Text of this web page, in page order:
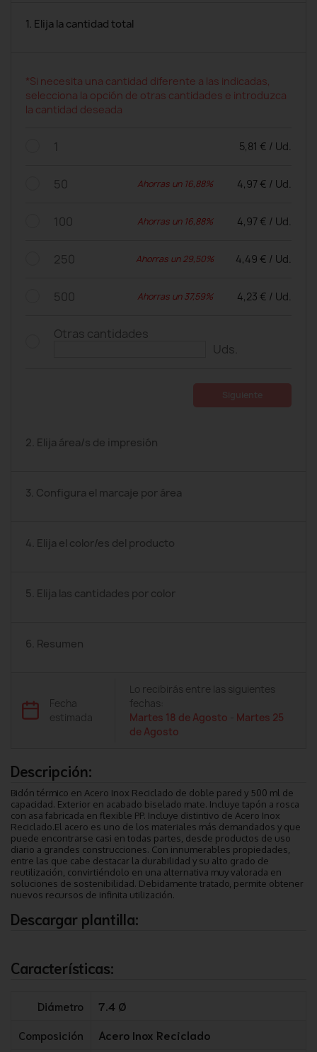
1. Elija la cantidad total
*Si necesita una cantidad diferente a las indicadas,
selecciona la opción de otras cantidades e introduzca
la cantidad deseada
1 5,81 € / Ud.
50 Ahorras un 16,88% 4,97 € / Ud.
100 Ahorras un 16,88% 4,97 € / Ud.
250 Ahorras un 29,50% 4,49 € / Ud.
500 Ahorras un 37,59% 4,23 € / Ud.
Otras cantidades
Uds.
2. Elija área/s de impresión
3. Configura el marcaje por área
4. Elija el color/es del producto
5. Elija las cantidades por color
6. Resumen
Fecha
estimada
Lo recibirás entre las siguientes
fechas:
Martes 18 de Agosto - Martes 25
de Agosto
Descripción:
Bidón térmico en Acero Inox Reciclado de doble pared y 500 ml de
capacidad. Exterior en acabado biselado mate. Incluye tapón a rosca
con asa fabricada en flexible PP. Incluye distintivo de Acero Inox
Reciclado.El acero es uno de los materiales más demandados y que
puede encontrarse casi en todas partes, desde productos de uso
diario a grandes construcciones. Con innumerables propiedades,
entre las que cabe destacar la durabilidad y su alto grado de
reutilización, convirtiéndolo en una alternativa muy valorada en
soluciones de sostenibilidad. Debidamente tratado, permite obtener
nuevos recursos de infinita utilización.
Descargar plantilla:
Características:
Diámetro
7.4 Ø
Composición
Acero Inox Reciclado